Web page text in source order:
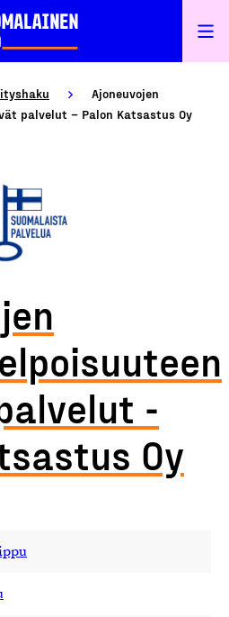
Ajoneuvojen
palvelut – Palon Katsastus Oy
-
Oy